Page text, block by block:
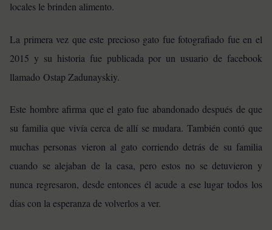
locales le brinden alimento.
La primera vez que este precioso gato fue fotografiado fue en el
2015 y su historia fue publicada por un usuario de facebook
llamado Ostap Zadunayskiy.
Este hombre afirma que el gato fue abandonado después de que
su familia que vivía cerca de allí se mudara. También contó que
muchas personas vieron al gato corriendo detrás de su familia
cuando se alejaban de la casa, pero estos no se detuvieron y
nunca regresaron, desde entonces él acude a ese lugar todos los
días con la esperanza de volverlos a ver.